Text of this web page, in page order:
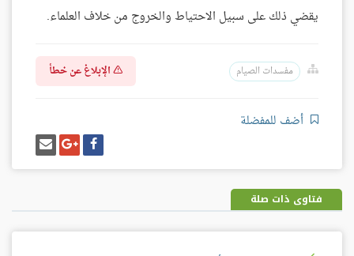
يقضي ذلك على سبيل الاحتياط والخروج من خلاف العلماء.
مفسدات الصيام الإبلاغ عن خطأ
أضف للمفضلة
شارك
على
فيسبوك
شارك
على
غوغل
بلس
إرسل
إيميل
فتاوى ذات صلة